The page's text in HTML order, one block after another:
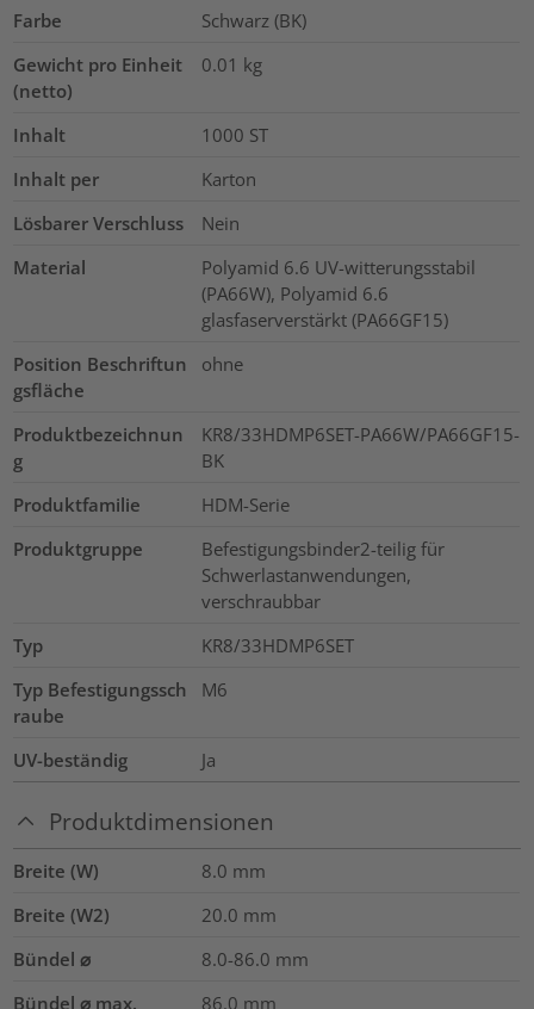
Farbe
Schwarz (BK)
Gewicht pro Einheit
(netto)
0.01 kg
Inhalt 1000 ST
Inhalt per
Karton
Lösbarer Verschluss
Nein
Material
Polyamid 6.6 UV-witterungsstabil
(PA66W), Polyamid 6.6
glasfaserverstärkt (PA66GF15)
Position Beschriftun
gsfläche
ohne
Produktbezeichnun
g
KR8/33HDMP6SET-PA66W/PA66GF15-
BK
Produktfamilie
HDM-Serie
Produktgruppe
Befestigungsbinder2-teilig für
Schwerlastanwendungen,
verschraubbar
Typ
KR8/33HDMP6SET
Typ Befestigungssch
raube
M6
UV-beständig Ja
Produktdimensionen
Breite (W) 8.0 mm
Breite (W2)
20.0 mm
Bündel ⌀
8.0-86.0 mm
Bündel ⌀ max.
86.0 mm